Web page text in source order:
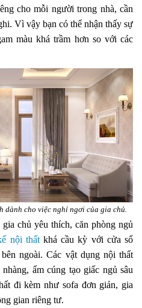
cho mỗi người trong nhà, cần
Vì vậy bạn có thể nhận thấy sự
màu khá trầm hơn so với các
dành cho việc nghỉ ngơi của gia chủ.
chủ yêu thích, căn phòng ngủ
nội thấtkhá cầu kỳ với cửa sổ
ngoài. Các vật dụng nội thất
ấm cúng tạo giấc ngủ sâu
đi kèm như sofa đơn giản, gia
gian riêng tư.